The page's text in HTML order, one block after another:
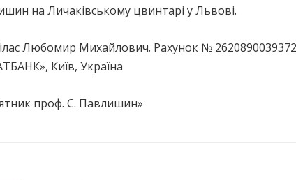
на Личаківському цвинтарі у Львові.
Любомир Михайлович. Рахунок №
Київ, Україна
проф. С. Павлишин»